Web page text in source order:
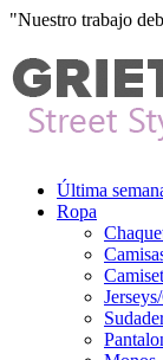
"Nuestro trabajo
Última
Ropa